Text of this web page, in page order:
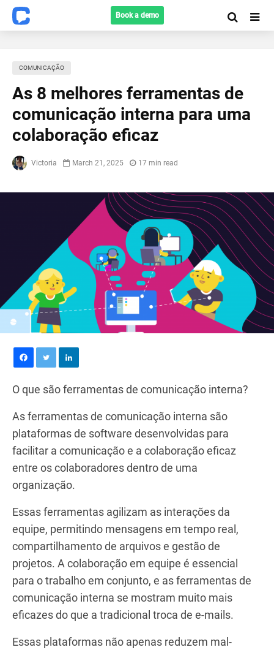
Book a demo
COMUNICAÇÃO
As 8 melhores ferramentas de
comunicação interna para uma
colaboração eficaz
Victoria March 21, 2025 17 min read
O que são ferramentas de comunicação interna?
As ferramentas de comunicação interna são
plataformas de software desenvolvidas para
facilitar a comunicação e a colaboração eficaz
entre os colaboradores dentro de uma
organização.
Essas ferramentas agilizam as interações da
equipe, permitindo mensagens em tempo real,
compartilhamento de arquivos e gestão de
projetos. A colaboração em equipe é essencial
para o trabalho em conjunto, e as ferramentas de
comunicação interna se mostram muito mais
eficazes do que a tradicional troca de e-mails.
Essas plataformas não apenas reduzem mal-